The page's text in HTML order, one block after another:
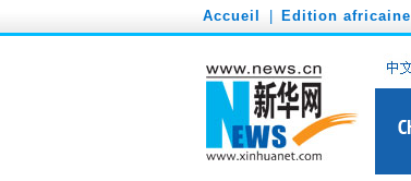
Accueil Edition africaine